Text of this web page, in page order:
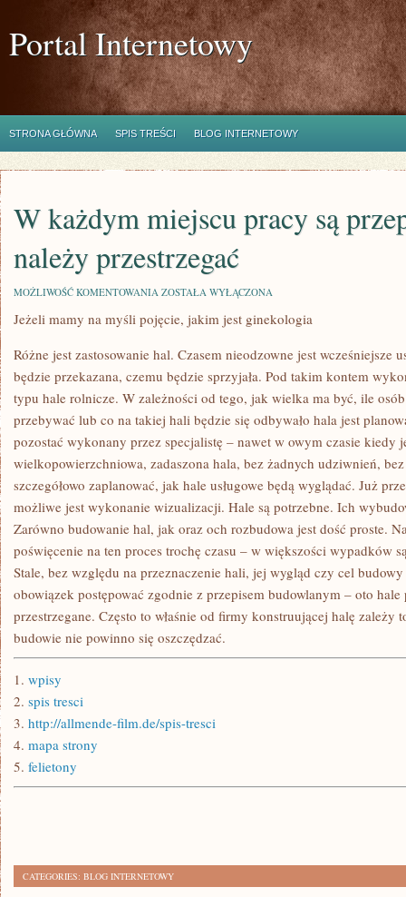
Portal Internetowy
STRONA GŁÓWNA SPIS TREŚCI BLOG INTERNETOWY
W każdym miejscu pracy są
należy przestrzegać
MOŻLIWOŚĆ KOMENTOWANIA W
MIEJSCU
PRACY
PRZEPISY
JAKICH
NALEŻY
PRZESTRZEGAĆ
ZOSTAŁA WYŁĄCZONA
Jeżeli mamy na myśli pojęcie, jakim jest ginekologia
Różne jest zastosowanie hal. Czasem nieodzowne jest wcześniejsze
będzie przekazana, czemu będzie sprzyjała. Pod takim kontem
typu hale rolnicze. W zależności od tego, jak wielka ma być, ile
przebywać lub co na takiej hali będzie się odbywało hala jest
pozostać wykonany przez specjalistę – nawet w owym czasie kiedy
wielkopowierzchniowa, zadaszona hala, bez żadnych udziwnień,
szczegółowo zaplanować, jak hale usługowe będą wyglądać. Już
możliwe jest wykonanie wizualizacji. Hale są potrzebne. Ich
Zarówno budowanie hal, jak oraz och rozbudowa jest dość proste.
poświęcenie na ten proces trochę czasu – w większości wypadków
Stale, bez względu na przeznaczenie hali, jej wygląd czy cel
obowiązek postępować zgodnie z przepisem budowlanym – oto hale
przestrzegane. Często to właśnie od firmy konstruującej halę zależy
budowie nie powinno się oszczędzać.
1. wpisy
2. spis tresci
3. http://allmende-film.de/spis-tresci
4. mapa strony
5. felietony
CATEGORIES: BLOG INTERNETOWY